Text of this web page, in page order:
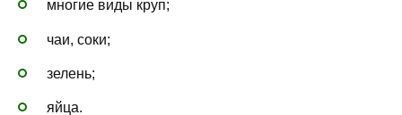
многие виды круп;
чаи, соки;
зелень;
яйца.